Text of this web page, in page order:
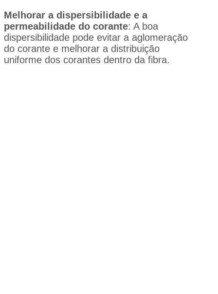
Melhorar a dispersibilidade e a
permeabilidade do corante: A boa
dispersibilidade pode evitar a aglomeração
do corante e melhorar a distribuição
uniforme dos corantes dentro da fibra.